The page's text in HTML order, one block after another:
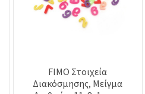
FIMO Στοιχεία
Διακόσμησης, Μείγμα